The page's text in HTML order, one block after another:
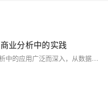
业分析中的实践
【9月更文挑战第1天】R语言在商业分析中的应用广泛而深入，从数据收集、预处理、分析到预测模型构建和决策支持，R语言都提供了强大的工具和功能。通过学习和掌握R语言在商业分析中的实践应用，我们可以更好地利用数据驱动企业决策，提升企业的竞争力和盈利能力。未来，随着大数据和人工智能技术的不断发展，R语言在商业分析领域的应用将更加广泛和深入，为企业带来更多的机遇和挑战。